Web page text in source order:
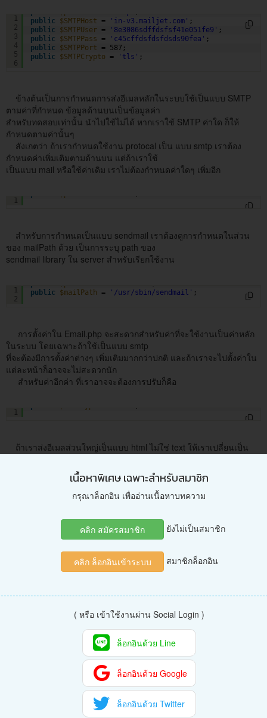
1
2
3
4
5
6
public
$SMTPHost = 'in-v3.mailjet.com' ;
public
$SMTPUser = '8e3086sdffdsfsf41e051fe9' ;
public
$SMTPPass = 'c45cffdsfdsfdsds90fea' ;
public
$SMTPPort = 587;
public
$SMTPCrypto = 'tls' ;
ข้างต้นเป็นการกำหนดการส่งอีเมลหลักในระบบใช้เป็นแบบ SMTP
ตามค่าที่กำหนด ข้อมูลด้านบนเป็นข้อมูลค่า
สำหรับทดสอบเท่านั้น นำไปใช้ไม่ได้ หากเราใช้ SMTP ค่าใด ก็ให้
กำหนดตามค่านั้นๆ
สังเกตว่า ถ้าเรากำหนดใช้งาน protocal เป็น แบบ smtp เราต้อง
กำหนดค่าเพิ่มเติมตามด้านบน แต่ถ้าเราใช้
เป็นแบบ mail หรือใช้ค่าเดิม เราไม่ต้องกำหนดค่าใดๆ เพิ่มอีก
1
สำหรับการกำหนดเป็นแบบ sendmail เราต้องดูการกำหนดในส่วน
ของ mailPath ด้วย เป็นการระบุ path ของ
sendmail library ใน server สำหรับเรียกใช้งาน
1
2
public
$mailPath = '/usr/sbin/sendmail' ;
การตั้งค่าใน Email.php จะสะดวกสำหรับค่าที่จะใช้งานเป็นค่าหลัก
ในระบบ โดยเฉพาะถ้าใช้เป็นแบบ smtp
ที่จะต้องมีการตั้งค่าต่างๆ เพิ่มเติมมากกว่าปกติ และถ้าเราจะไปตั้งค่าใน
แต่ละหน้าก็อาจจะไม่สะดวกนัก
สำหรับค่าอีกค่า ที่เราอาจจะต้องการปรับก็คือ
1
ถ้าเราส่งอีเมลส่วนใหญ่เป็นแบบ html ไม่ใช่ text ให้เราเปลี่ยนเป็น
ให้กำหนดเป็นค่านั้นๆ ไว้ก่อน เพราะเราสามารถปรับเปลี่ยนเพิ่มเติม ใน
ขึ้นตอนเรียกใช้ ถ้าจำเป็น
การตั้งค่าในขั้นตอนการเรียกใช้งาน
นอกจากเราจะสามารถกำหนดการตั้งค่าหลักที่ไฟล์ Email.php ตามที่
กล่าวไปแล้วด้านบน เรายังสามารถกำหนด
รูปแบบการตั้งค่าเฉพาะการเรียกใช้งานในหน้านั้นๆ ได้ดังนี้
= service('email'); // เรียกใช้งาน email library
'SMTPHost'] = 'in-v3.mailjet.com'
'SMTPUser'] = '8e308660xxxxxxxxxx1e051fe9'
'SMTPPass'] =
'SMTPPort'] = 587; // 25
'SMTPCrypto' ] =
'mailType'] = 'html' ;
->initialize($config);
เนื้อหาพิเศษ เฉพาะสำหรับสมาชิก
กรุณาล็อกอิน เพื่ออ่านเนื้อหาบทความ
คลิก สมัครสมาชิก ยังไม่เป็นสมาชิก
คลิก ล็อกอินเข้าระบบ สมาชิกล็อกอิน
( หรือ เข้าใช้งานผ่าน Social Login )
ล็อกอินด้วย Line
ล็อกอินด้วย Google
ล็อกอินด้วย Twitter